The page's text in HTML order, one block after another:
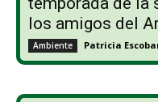
los amigos del
Ambiente Patricia